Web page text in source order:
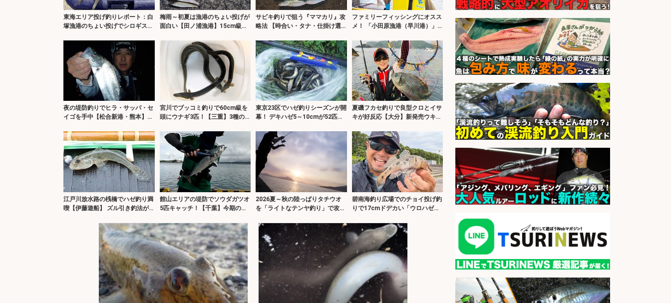
東海エリア投げ釣りレポート：白
塚漁港のちょい投げでシロギス1
梅雨～初夏は漁港のちょい投げが
面白い【田ノ浦漁港】15cm級キ
サビキ釣りで狙う『ママカリ』攻
略法 【時合い・タナ・仕掛け選
ファミリーフィッシングにオスス
メ！ 「小田原漁港（早川港）」
夜の堤防釣りでヒラ・サッパ・セ
イゴを手中【松合新港・熊本】サ
宮川でブッコミ釣りで60cm級を
頭にウナギ3匹！【三重】3種のエ
東京23区でハゼ釣りシーズンが開
幕！ デキハゼ5～10cmが52匹と
夏磯フカセ釣りで良型クロとイサ
キが好反応【大分】新発売ウキを
江戸川放水路の桟橋でハゼ釣り満
喫【伊藤遊船】 ズル引き釣法が
館山エリアの堤防でソウダガツオ
5匹キャッチ！【千葉】今期の魚
2026夏～秋の陸っぱりタチウオ
を「ライトなテンヤ釣り」で攻略
碧南海釣り広場でのチョイ投げ釣
りで17cmドデカい「ウロハゼ」